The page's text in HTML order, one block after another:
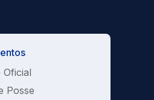
Oficial
Posse